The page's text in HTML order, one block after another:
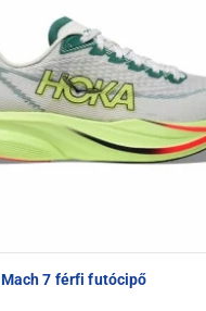
Mach 7 férfi futócipő